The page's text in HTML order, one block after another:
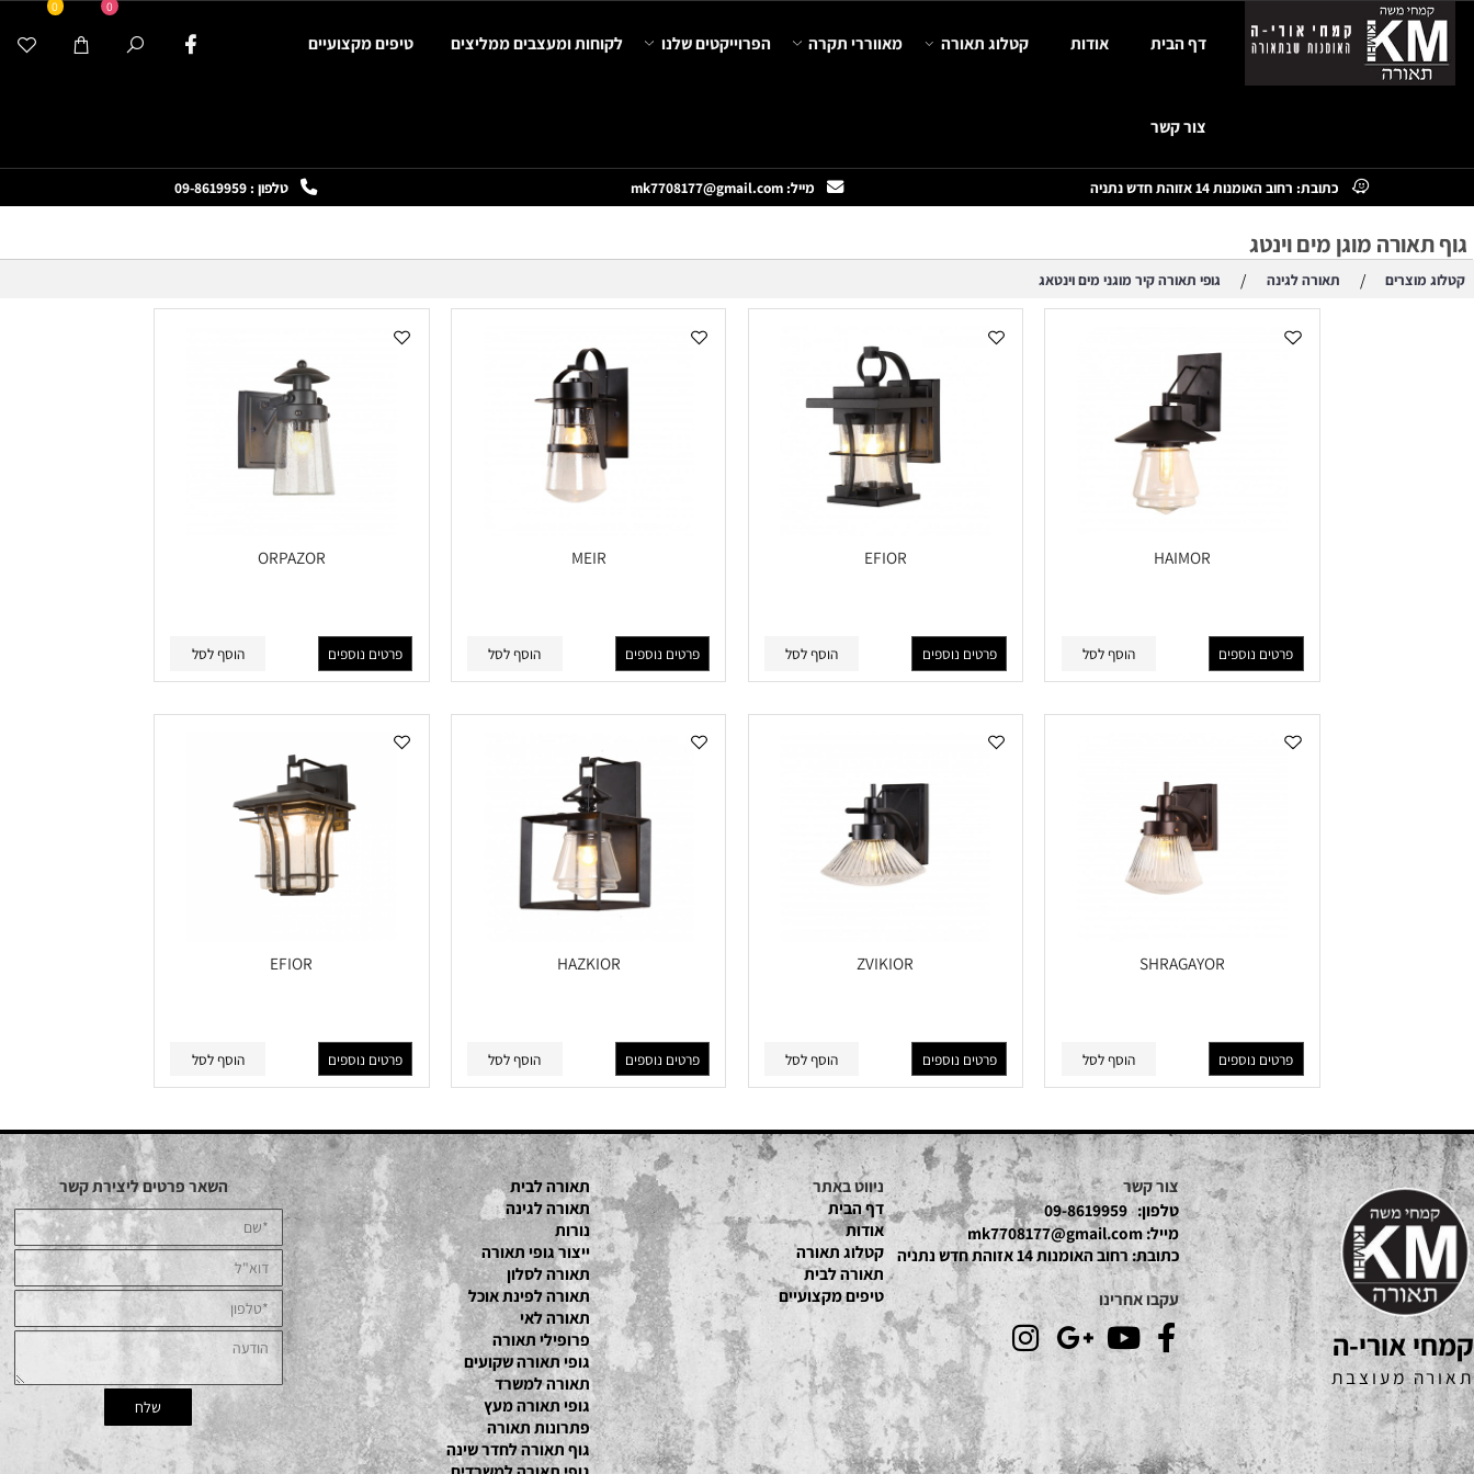
כתובת: רחוב האומנות 14 אזוהת חדש נתניה מייל: mk7708177@gmail.com טלפון : 09-8619959
0 0
דף הבית אודות קטלוג תאורה מאווררי תקרה הפרוייקטים שלנו לקוחות ומעצבים ממליצים טיפים מקצועיים
צור קשר
מוגן מים וינטג
/ תאורה לגינה / גופי תאורה קיר מוגני מים וינטאג
פרטים נוספים הוסף לסל פרטים נוספים הוסף לסל פרטים נוספים הוסף לסל פרטים נוספים הוסף לסל
ה
מעוצבת
צור קשר
טלפון: 09-8619959
מייל:mk7708177@gmail.com
כתובת:רחוב האומנות 14 אזוהת חדש נתניה
עקבו אחרינו
ניווט באתר
דף הבית
אודות
קטלוג תאורה
תאורה לבית
טיפים מקצועיים
תאורה לבית
תאורה לגינה
נורות
ייצור גופי תאורה
תאורה לסלון
תאורה לפינת אוכל
תאורה לאי
פרופילי תאורה
גופי תאורה שקועים
תאורה למשרד
גופי תאורה מעץ
השאר פרטים ליצירת קשר